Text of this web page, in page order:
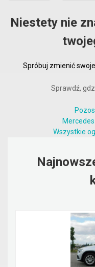
Niestety nie
Spróbuj zmienić
Sprawdź,
Wszystkie